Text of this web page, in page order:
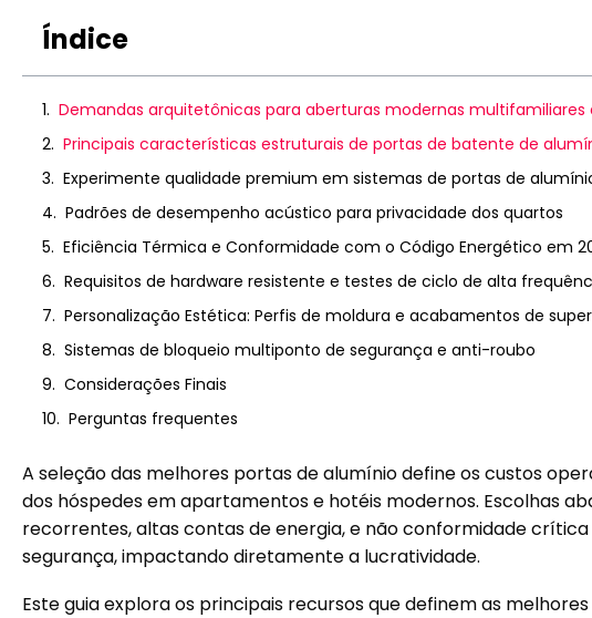
Índice
Demandas arquitetônicas para aberturas modernas multifamiliares
Principais características estruturais de portas de batente de
Experimente qualidade premium em sistemas de portas de
Padrões de desempenho acústico para privacidade dos quartos
Eficiência Térmica e Conformidade com o Código Energético em
Requisitos de hardware resistente e testes de ciclo de alta
Personalização Estética: Perfis de moldura e acabamentos de
Sistemas de bloqueio multiponto de segurança e anti-roubo
Considerações Finais
Perguntas frequentes
A seleção das melhores portas de alumínio define os custos
dos hóspedes em apartamentos e hotéis modernos. Escolhas
recorrentes, altas contas de energia, e não conformidade
segurança, impactando diretamente a lucratividade.
Este guia explora os principais recursos que definem as